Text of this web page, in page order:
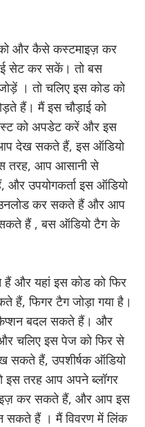
और कैसे कस्टमाइज़ कर
सेट कर सकें। तो बस
। तो चलिए इस कोड को
हैं। मैं इस चौड़ाई को
को अपडेट करें और इस
देख सकते हैं, इस ऑडियो
तरह, आप आसानी से
और उपयोगकर्ता इस ऑडियो
कर सकते हैं और आप
हैं , बस ऑडियो टैग के
हैं और यहां इस कोड को फिर
फिगर टैग जोड़ा गया है।
बदल सकते हैं। और
चलिए इस पेज को फिर से
सकते हैं, उपशीर्षक ऑडियो
इस तरह आप अपने ब्लॉगर
कर सकते हैं, और आप इस
सकते हैं । मैं विवरण में लिंक